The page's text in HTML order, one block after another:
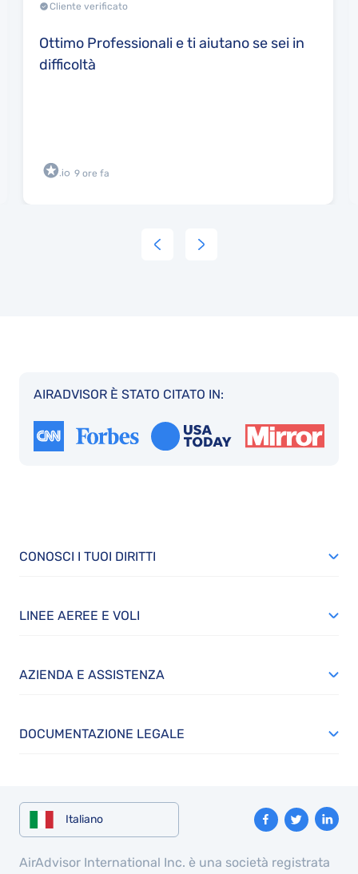
Cliente verificato
Ottimo Professionali e ti aiutano se sei in
difficoltà
9 ore fa
AIRADVISOR È STATO CITATO IN:
CONOSCI I TUOI DIRITTI
LINEE AEREE E VOLI
AZIENDA E ASSISTENZA
DOCUMENTAZIONE LEGALE
Italiano
AirAdvisor International Inc. è una società registrata